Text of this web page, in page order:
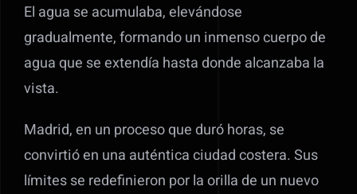
El agua se acumulaba, elevándose
gradualmente, formando un inmenso cuerpo de
agua que se extendía hasta donde alcanzaba la
vista.
Madrid, en un proceso que duró horas, se
convirtió en una auténtica ciudad costera. Sus
límites se redefinieron por la orilla de un nuevo